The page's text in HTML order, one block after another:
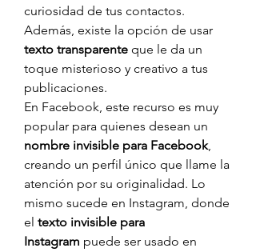
curiosidad de tus contactos.
texto transparente que le da un
toque misterioso y creativo a tus
publicaciones.
En Facebook, este recurso es muy
nombre invisible para Facebook,
creando un perfil único que llame la
atención por su originalidad. Lo
mismo sucede en Instagram, donde
el texto invisible para
Instagram puede ser usado en